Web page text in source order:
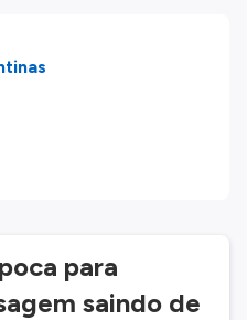
para
saindo de